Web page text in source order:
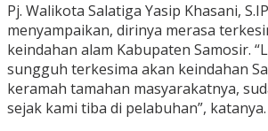
Pj. Walikota Salatiga Yasip Khasani,
menyampaikan, dirinya merasa
keindahan alam Kabupaten Samosir.
sungguh terkesima akan keindahan
keramah tamahan masyarakatnya,
sejak kami tiba di pelabuhan”, katanya.